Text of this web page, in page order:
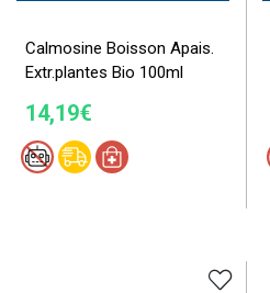
Calmosine Boisson Apais.
Extr.plantes Bio 100ml
14,19€